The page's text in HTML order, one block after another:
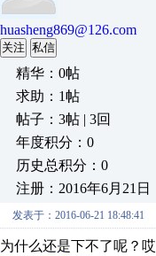
huasheng869@126.com
关注 私信
精华：0帖
求助：1帖
帖子：3帖 | 3回
年度积分：0
历史总积分：0
注册：2016年6月21日
发表于：2016-06-21 18:48:41
为什么还是下不了呢？哎